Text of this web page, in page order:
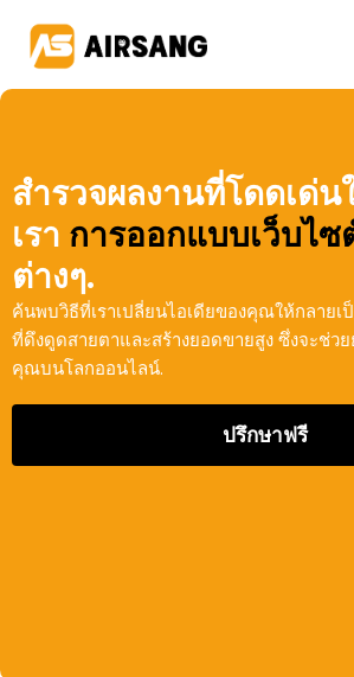
สำรวจผลงานที่โดดเด่
เรา การออกแบบเว็บไซ
ต่างๆ.
ค้นพบวิธีที่เราเปลี่ยนไอเดียของคุณให้กลาย
ที่ดึงดูดสายตาและสร้างยอดขายสูง ซึ่งจะช่ว
คุณบนโลกออนไลน์.
ปรึกษาฟรี